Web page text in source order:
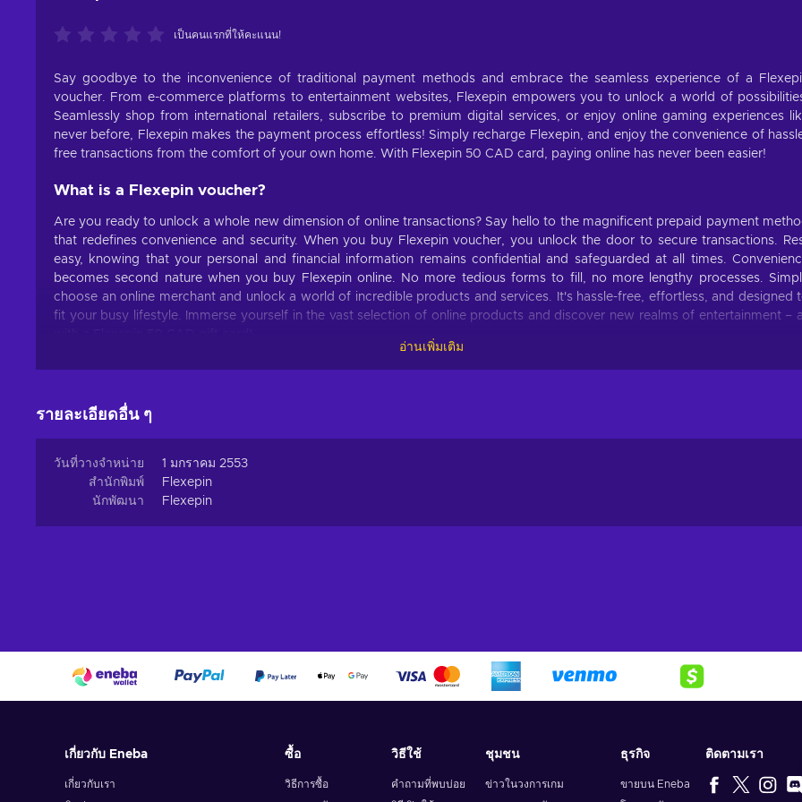
เป็นคนแรกที่ให้คะแนน!
Say goodbye to the inconvenience of traditional payment methods and embrace the seamless experience of a
voucher. From e-commerce platforms to entertainment websites, Flexepin empowers you to unlock a world of
Seamlessly shop from international retailers, subscribe to premium digital services, or enjoy online gaming experiences
never before, Flexepin makes the payment process effortless! Simply recharge Flexepin, and enjoy the convenience of
free transactions from the comfort of your own home. With Flexepin 50 CAD card, paying online has never been easier!
What is a Flexepin voucher?
Are you ready to unlock a whole new dimension of online transactions? Say hello to the magnificent prepaid payment
that redefines convenience and security. When you buy Flexepin voucher, you unlock the door to secure transactions.
easy, knowing that your personal and financial information remains confidential and safeguarded at all times.
becomes second nature when you buy Flexepin online. No more tedious forms to fill, no more lengthy processes.
choose an online merchant and unlock a world of incredible products and services. It's hassle-free, effortless, and designed
fit your busy lifestyle. Immerse yourself in the vast selection of online products and discover new realms of entertainment –
What can I use the Flexepin voucher for?
Recharge Flexepin and open the doors to a world of endless opportunities. With this powerful payment method, you can
indulge in a wide array of online experiences and fulfill your desires with ease. Here's a glimpse of what you can do when you
buy Flexpin:
Online Shopping.Explore the vast realm of e-commerce and indulge in a shopping spree like no other. Whether you're
searching for trendy fashion, cutting-edge gadgets, or exquisite home decor, Flexepin has you covered. With countless
Streamline your monthly routines as paying bills becomes effortless and stress-free. From
electricity and internet bills to mobile phone top-ups, Flexepin allows you to settle your obligations conveniently with just a
courses, or premium memberships, Flexepin lets you dive into a realm of enriching experiences;
Cheap Flexepin voucher 50 CAD price.
อ่านเพิ่มเติม
รายละเอียดอื่น ๆ
วันที่วางจำหน่าย
1 มกราคม 2553
สำนักพิมพ์
Flexepin
นักพัฒนา
Flexepin
เกี่ยวกับ Eneba
เกี่ยวกับเรา
ซื้อ
วิธีการซื้อ
วิธีใช้
คำถามที่พบบ่อย
ชุมชน
ข่าวในวงการเกม
ธุรกิจ
ขายบน Eneba
ติดตามเรา